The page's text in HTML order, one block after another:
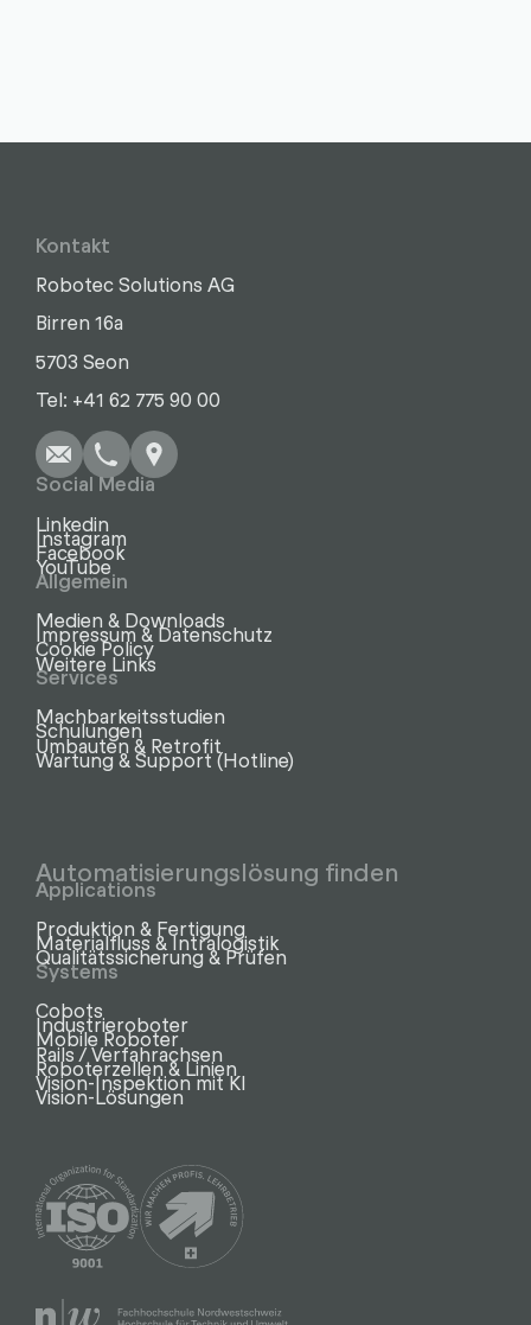
Kontakt
Robotec Solutions AG
Birren 16a
5703 Seon
Tel: +41 62 775 90 00
Kopieren
Anrufen Kopieren
Social Media
Linkedin
Instagram
Facebook
YouTube
Allgemein
Medien & Downloads
Impressum & Datenschutz
Cookie Policy
Weitere Links
Services
Machbarkeitsstudien
Schulungen
Umbauten & Retrofit
Wartung & Support (Hotline)
Automatisierungslösung finden
Applications
Produktion & Fertigung
Materialfluss & Intralogistik
Qualitätssicherung & Prüfen
Systems
Cobots
Industrieroboter
Mobile Roboter
Rails / Verfahrachsen
Roboterzellen & Linien
Vision-Inspektion mit KI
Vision-Lösungen